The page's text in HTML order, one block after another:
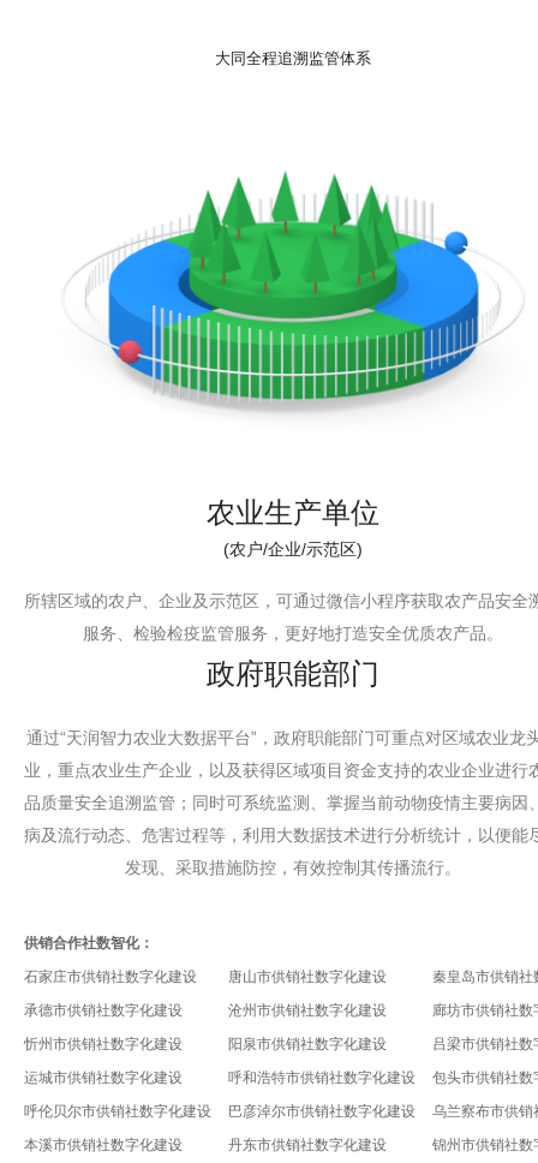
大同全程追溯监管体系
农业生产单位
(农户/企业/示范区)
所辖区域的农户、企业及示范区，可通过微信小程序获取农产品安全
服务、检验检疫监管服务，更好地打造安全优质农产品。
政府职能部门
通过“天润智力农业大数据平台”，政府职能部门可重点对区域农业龙
业，重点农业生产企业，以及获得区域项目资金支持的农业企业进行
品质量安全追溯监管；同时可系统监测、掌握当前动物疫情主要病因
病及流行动态、危害过程等，利用大数据技术进行分析统计，以便能
发现、采取措施防控，有效控制其传播流行。
供销合作社数智化：
石家庄市供销社数字化建设
唐山市供销社数字化建设
秦皇岛市供销社
承德市供销社数字化建设
沧州市供销社数字化建设
廊坊市供销社数
忻州市供销社数字化建设
阳泉市供销社数字化建设
吕梁市供销社数
运城市供销社数字化建设
呼和浩特市供销社数字化建设
包头市供销社数
呼伦贝尔市供销社数字化建设
巴彦淖尔市供销社数字化建设
乌兰察布市供销
本溪市供销社数字化建设
丹东市供销社数字化建设
锦州市供销社数